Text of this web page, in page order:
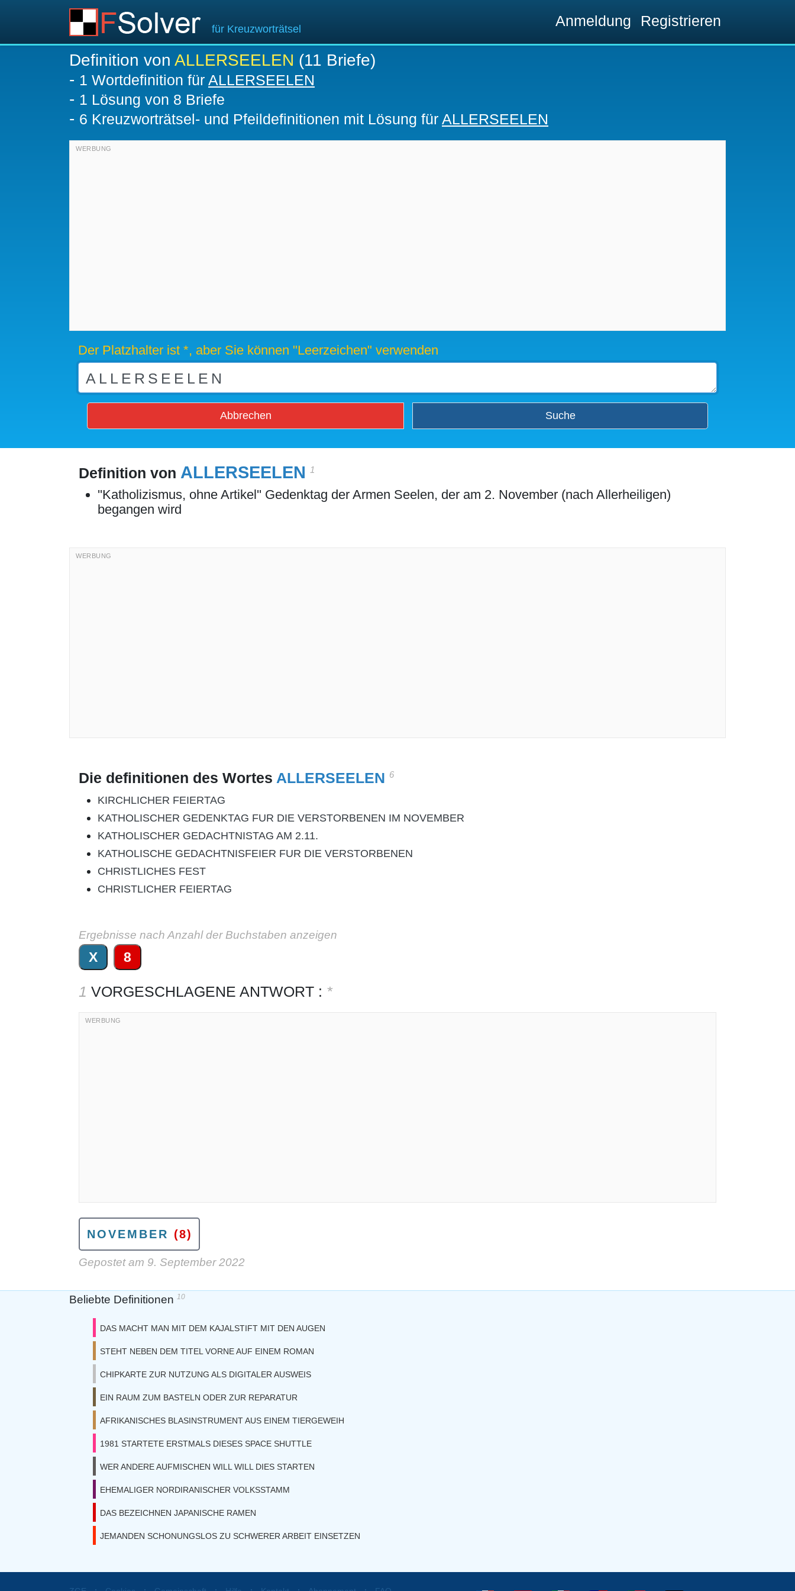
für Kreuzworträtsel Anmeldung Registrieren
Definition von ALLERSEELEN (11 Briefe)
- 1 Wortdefinition für ALLERSEELEN
- 1 Lösung von 8 Briefe
- 6 Kreuzworträtsel- und Pfeildefinitionen mit Lösung für ALLERSEELEN
Der Platzhalter ist *, aber Sie können "Leerzeichen" verwenden
Abbrechen Suche
Definition von ALLERSEELEN 1
''Katholizismus, ohne Artikel'' Gedenktag der Armen Seelen, der am 2. November (nach Allerheiligen)
begangen wird
Die definitionen des Wortes ALLERSEELEN 6
KIRCHLICHER FEIERTAG
KATHOLISCHER GEDENKTAG FUR DIE VERSTORBENEN IM NOVEMBER
KATHOLISCHER GEDACHTNISTAG AM 2.11.
KATHOLISCHE GEDACHTNISFEIER FUR DIE VERSTORBENEN
CHRISTLICHES FEST
CHRISTLICHER FEIERTAG
Ergebnisse nach Anzahl der Buchstaben anzeigen
X 8
1 VORGESCHLAGENE ANTWORT : *
NOVEMBER (8)
Gepostet am 9. September 2022
Beliebte Definitionen 10
DAS MACHT MAN MIT DEM KAJALSTIFT MIT DEN AUGEN
STEHT NEBEN DEM TITEL VORNE AUF EINEM ROMAN
CHIPKARTE ZUR NUTZUNG ALS DIGITALER AUSWEIS
EIN RAUM ZUM BASTELN ODER ZUR REPARATUR
AFRIKANISCHES BLASINSTRUMENT AUS EINEM TIERGEWEIH
1981 STARTETE ERSTMALS DIESES SPACE SHUTTLE
WER ANDERE AUFMISCHEN WILL WILL DIES STARTEN
EHEMALIGER NORDIRANISCHER VOLKSSTAMM
DAS BEZEICHNEN JAPANISCHE RAMEN
JEMANDEN SCHONUNGSLOS ZU SCHWERER ARBEIT EINSETZEN